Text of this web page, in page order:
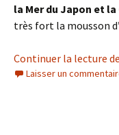
la Mer du Japon et la
très fort la mousson
Continuer la lecture de
Laisser un